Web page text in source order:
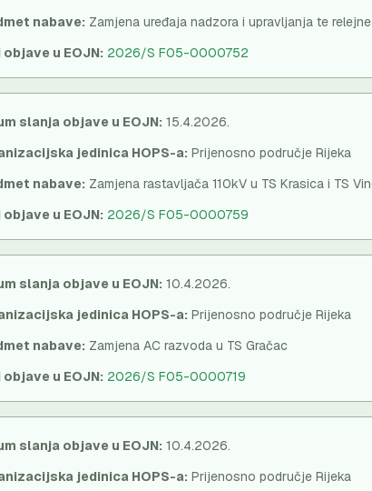
nabave: Zamjena uređaja nadzora i upravljanja te
objave u EOJN: 2026/S F05-0000752
slanja objave u EOJN: 15.4.2026.
jedinica HOPS-a: Prijenosno područje Rijeka
nabave: Zamjena rastavljača 110kV u TS Krasica i TS
objave u EOJN: 2026/S F05-0000759
slanja objave u EOJN: 10.4.2026.
jedinica HOPS-a: Prijenosno područje Rijeka
nabave: Zamjena AC razvoda u TS Gračac
objave u EOJN: 2026/S F05-0000719
slanja objave u EOJN: 10.4.2026.
jedinica HOPS-a: Prijenosno područje Rijeka